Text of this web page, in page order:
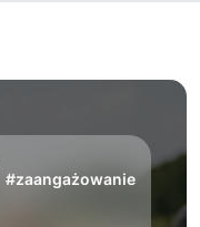
#zaangażowanie